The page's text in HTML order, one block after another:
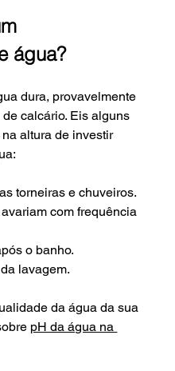
água?
dura, provavelmente
calcário. Eis alguns
altura de investir
torneiras e chuveiros.
com frequência
o banho.
lavagem.
da água da sua
pH da água na